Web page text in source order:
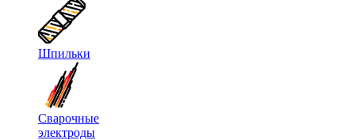
Шпильки
Сварочные
электроды